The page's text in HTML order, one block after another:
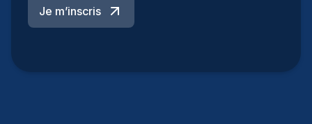
Je m’inscris